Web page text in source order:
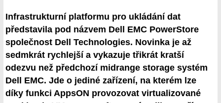
Infrastrukturní platformu pro ukládání dat
představila pod názvem Dell EMC PowerStore
společnost Dell Technologies. Novinka je až
sedmkrát rychlejší a vykazuje třikrát kratší
odezvu než předchozí midrange storage systém
Dell EMC. Jde o jediné zařízení, na kterém lze
díky funkci AppsON provozovat virtualizované